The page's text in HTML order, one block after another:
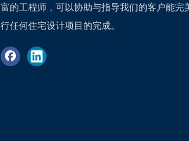
富的工程师，可以协助与指导我们的客户能完
行任何住宅设计项目的完成。